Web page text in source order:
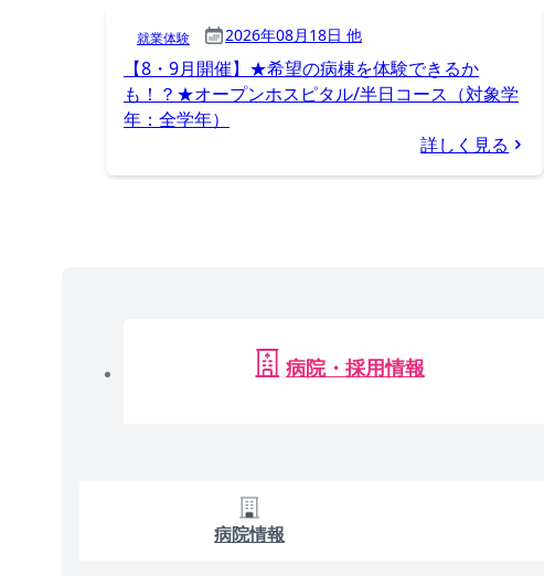
就業体験 2026年08月18日 他
【8・9月開催】★希望の病棟を体験できるか
も！？★オープンホスピタル/半日コース（対象学
年：全学年）
詳しく見る
病院・採用情報
病院情報